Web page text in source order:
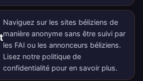
Naviguez sur les sites béliziens de
manière anonyme sans être suivi par
les FAI ou les annonceurs béliziens.
Lisez notre politique de
confidentialité pour en savoir plus.